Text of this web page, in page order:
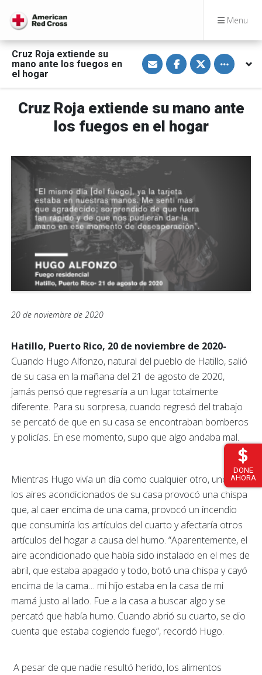
Menu
DONE
AHORA
Cruz Roja extiende su
mano ante los fuegos en
el hogar
S
h
a
e
i
a
E
m
l
S
h
a
e
n
F
a
c
o
S
h
a
e
n
T
w
i
e
Toggle
Cruz Roja extiende su mano ante
los fuegos en el hogar
20 de noviembre de 2020
Hatillo, Puerto Rico, 20 de noviembre de 2020-
Cuando Hugo Alfonzo, natural del pueblo de Hatillo, salió
de su casa en la mañana del 21 de agosto de 2020,
jamás pensó que regresaría a un lugar totalmente
diferente. Para su sorpresa, cuando regresó del trabajo
se percató de que en su casa se encontraban bomberos
y policías. En ese momento, supo que algo andaba mal.
Mientras Hugo vivía un día como cualquier otro, uno de
los aires acondicionados de su casa provocó una chispa
que, al caer encima de una cama, provocó un incendio
que consumiría los artículos del cuarto y afectaría otros
artículos del hogar a causa del humo. “Aparentemente, el
aire acondicionado que había sido instalado en el mes de
abril, que estaba apagado y todo, botó una chispa y cayó
encima de la cama… mi hijo estaba en la casa de mi
mamá justo al lado. Fue a la casa a buscar algo y se
percató que había humo. Cuando abrió su cuarto, se dio
cuenta que estaba cogiendo fuego”, recordó Hugo.
A pesar de que nadie resultó herido, los alimentos